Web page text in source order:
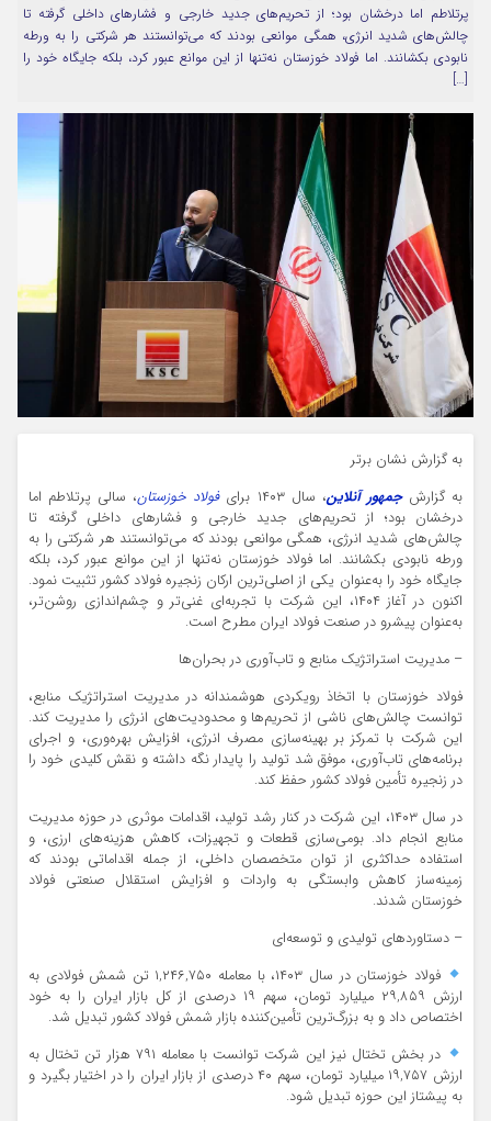
مرا به خاطر بسپار
Forget Password
پرتلاطم اما درخشان بود؛ از تحریم‌های جدید خارجی و فشارهای داخلی گرفته تا
چالش‌های شدید انرژی، همگی موانعی بودند که می‌توانستند هر شرکتی را به ورطه
نابودی بکشانند. اما فولاد خوزستان نه‌تنها از این موانع عبور کرد، بلکه جایگاه خود را
[…]
به گزارش نشان برتر
به گزارشجمهور آنلاین، سال ۱۴۰۳ برای فولاد خوزستان، سالی پرتلاطم اما
درخشان بود؛ از تحریم‌های جدید خارجی و فشارهای داخلی گرفته تا
چالش‌های شدید انرژی، همگی موانعی بودند که می‌توانستند هر شرکتی را به
ورطه نابودی بکشانند. اما فولاد خوزستان نه‌تنها از این موانع عبور کرد، بلکه
جایگاه خود را به‌عنوان یکی از اصلی‌ترین ارکان زنجیره فولاد کشور تثبیت نمود.
اکنون در آغاز ۱۴۰۴، این شرکت با تجربه‌ای غنی‌تر و چشم‌اندازی روشن‌تر،
به‌عنوان پیشرو در صنعت فولاد ایران مطرح است.
– مدیریت استراتژیک منابع و تاب‌آوری در بحران‌ها
فولاد خوزستان با اتخاذ رویکردی هوشمندانه در مدیریت استراتژیک منابع،
توانست چالش‌های ناشی از تحریم‌ها و محدودیت‌های انرژی را مدیریت کند.
این شرکت با تمرکز بر بهینه‌سازی مصرف انرژی، افزایش بهره‌وری، و اجرای
برنامه‌های تاب‌آوری، موفق شد تولید را پایدار نگه داشته و نقش کلیدی خود را
در زنجیره تأمین فولاد کشور حفظ کند.
در سال ۱۴۰۳، این شرکت در کنار رشد تولید، اقدامات موثری در حوزه مدیریت
منابع انجام داد. بومی‌سازی قطعات و تجهیزات، کاهش هزینه‌های ارزی، و
استفاده حداکثری از توان متخصصان داخلی، از جمله اقداماتی بودند که
زمینه‌ساز کاهش وابستگی به واردات و افزایش استقلال صنعتی فولاد
خوزستان شدند.
– دستاوردهای تولیدی و توسعه‌ای
فولاد خوزستان در سال ۱۴۰۳، با معامله ۱,۲۴۶,۷۵۰ تن شمش فولادی به
ارزش ۲۹,۸۵۹ میلیارد تومان، سهم ۱۹ درصدی از کل بازار ایران را به خود
اختصاص داد و به بزرگ‌ترین تأمین‌کننده بازار شمش فولاد کشور تبدیل شد.
در بخش تختال نیز این شرکت توانست با معامله ۷۹۱ هزار تن تختال به
ارزش ۱۹,۷۵۷ میلیارد تومان، سهم ۴۰ درصدی از بازار ایران را در اختیار بگیرد و
به پیشتاز این حوزه تبدیل شود.